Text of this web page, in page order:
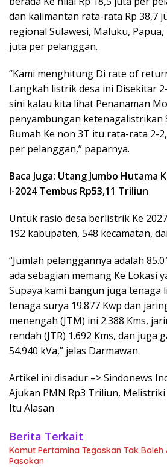
dan kalimantan rata-rata Rp 38,7
regional Sulawesi, Maluku, Papua,
juta per pelanggan.
“Kami menghitung Di rate of
Langkah listrik desa ini Disekitar
sini kalau kita lihat Penanaman
penyambungan ketenagalistrikan
Rumah Ke non 3T itu rata-rata 2-
per pelanggan,” paparnya.
Baca Juga: Utang Jumbo Hutama
I-2024 Tembus Rp53,11 Triliun
Untuk rasio desa berlistrik Ke
192 kabupaten, 548 kecamatan,
“Jumlah pelanggannya adalah
ada sebagian memang Ke Lokasi
Supaya kami bangun juga tenaga
tenaga surya 19.877 Kwp dan
menengah (JTM) ini 2.388 Kms,
rendah (JTR) 1.692 Kms, dan juga
54.940 kVa,” jelas Darmawan.
Artikel ini disadur –> Sindonews
Ajukan PMN Rp3 Triliun,
Itu Alasan
Berita Terkait
Komut Pertamina Tegaskan Tak Boleh
Pasokan